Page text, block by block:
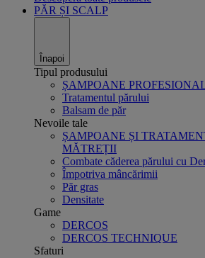
PĂR ȘI SCALP
Înapoi
Tipul produsului
ȘAMPOANE
Tratamentul părului
Balsam de păr
Nevoile tale
ȘAMPOANE ȘI
MĂTREȚII
Combate căderea părului cu
Împotriva mâncărimii
Păr gras
Densitate
Game
DERCOS
DERCOS TECHNIQUE
Sfaturi